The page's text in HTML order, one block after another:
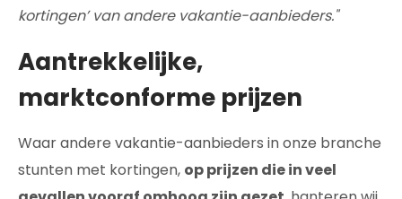
kortingen’ van andere vakantie-aanbieders."
Aantrekkelijke,
marktconforme prijzen
Waar andere vakantie-aanbieders in onze branche
stunten met kortingen, op prijzen die in veel